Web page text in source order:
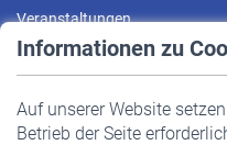
Informationen zu
Auf unserer Website
Betrieb der Seite
Veranstaltungen
Pflichtversicherung